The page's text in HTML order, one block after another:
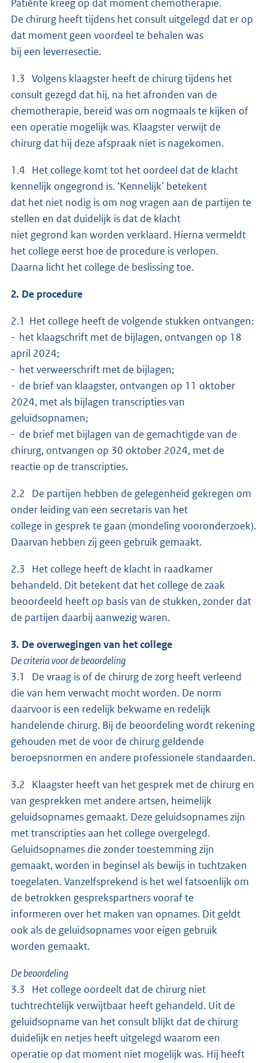
Patiënte kreeg op dat moment chemotherapie.
De chirurg heeft tijdens het consult uitgelegd dat er op
dat moment geen voordeel te behalen was
bij een leverresectie.
1.3 Volgens klaagster heeft de chirurg tijdens het
consult gezegd dat hij, na het afronden van de
chemotherapie, bereid was om nogmaals te kijken of
een operatie mogelijk was. Klaagster verwijt de
chirurg dat hij deze afspraak niet is nagekomen.
1.4 Het college komt tot het oordeel dat de klacht
kennelijk ongegrond is. ‘Kennelijk’ betekent
dat het niet nodig is om nog vragen aan de partijen te
stellen en dat duidelijk is dat de klacht
niet gegrond kan worden verklaard. Hierna vermeldt
het college eerst hoe de procedure is verlopen.
Daarna licht het college de beslissing toe.
2. De procedure
2.1 Het college heeft de volgende stukken ontvangen:
- het klaagschrift met de bijlagen, ontvangen op 18
april 2024;
- het verweerschrift met de bijlagen;
- de brief van klaagster, ontvangen op 11 oktober
2024, met als bijlagen transcripties van
geluidsopnamen;
- de brief met bijlagen van de gemachtigde van de
chirurg, ontvangen op 30 oktober 2024, met de
reactie op de transcripties.
2.2 De partijen hebben de gelegenheid gekregen om
onder leiding van een secretaris van het
college in gesprek te gaan (mondeling vooronderzoek).
Daarvan hebben zij geen gebruik gemaakt.
2.3 Het college heeft de klacht in raadkamer
behandeld. Dit betekent dat het college de zaak
beoordeeld heeft op basis van de stukken, zonder dat
de partijen daarbij aanwezig waren.
3. De overwegingen van het college
De criteria voor de beoordeling
3.1 De vraag is of de chirurg de zorg heeft verleend
die van hem verwacht mocht worden. De norm
daarvoor is een redelijk bekwame en redelijk
handelende chirurg. Bij de beoordeling wordt rekening
gehouden met de voor de chirurg geldende
beroepsnormen en andere professionele standaarden.
3.2 Klaagster heeft van het gesprek met de chirurg en
van gesprekken met andere artsen, heimelijk
geluidsopnames gemaakt. Deze geluidsopnames zijn
met transcripties aan het college overgelegd.
Geluidsopnames die zonder toestemming zijn
gemaakt, worden in beginsel als bewijs in tuchtzaken
toegelaten. Vanzelfsprekend is het wel fatsoenlijk om
de betrokken gesprekspartners vooraf te
informeren over het maken van opnames. Dit geldt
ook als de geluidsopnames voor eigen gebruik
worden gemaakt.
De beoordeling
3.3 Het college oordeelt dat de chirurg niet
tuchtrechtelijk verwijtbaar heeft gehandeld. Uit de
geluidsopname van het consult blijkt dat de chirurg
duidelijk en netjes heeft uitgelegd waarom een
operatie op dat moment niet mogelijk was. Hij heeft